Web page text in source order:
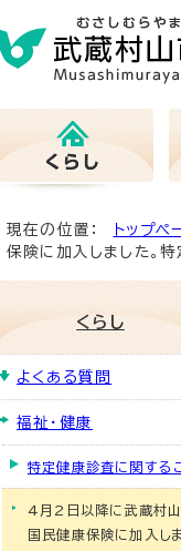
現在の位置： トップペ
保険に加入しました。
くらし
よくある質問
福祉・健康
特定健康診査に関する
4月2日以降に武蔵村
国民健康保険に加入し